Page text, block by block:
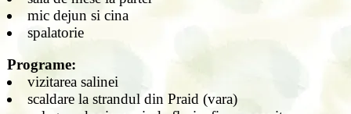
mic dejun si cina
spalatorie
Programe:
vizitarea salinei
scaldare la strandul din Praid (vara)